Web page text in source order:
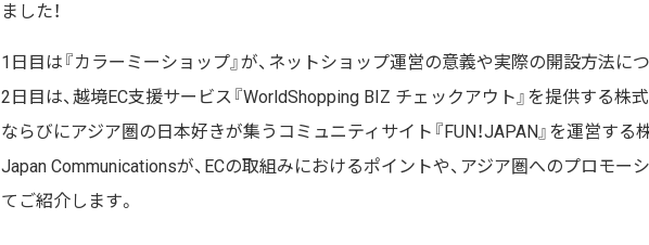
ました！
1日目は『カラーミーショップ』が、ネットショップ運営の意義や実際の開設方法に
2日目は、越境EC支援サービス『WorldShopping BIZ チェックアウト』を提供する株
ならびにアジア圏の日本好きが集うコミュニティサイト『FUN！JAPAN』を運営する
Japan Communicationsが、ECの取組みにおけるポイントや、アジア圏へのプロモー
てご紹介します。